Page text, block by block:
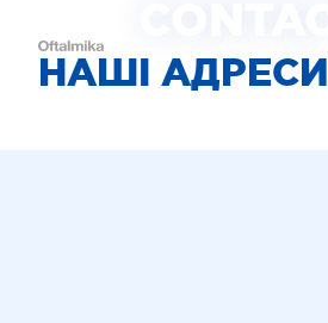
НАШІ АДРЕСИ